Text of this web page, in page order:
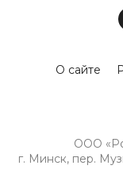
О сайте
ООО
г. Минск, пер.